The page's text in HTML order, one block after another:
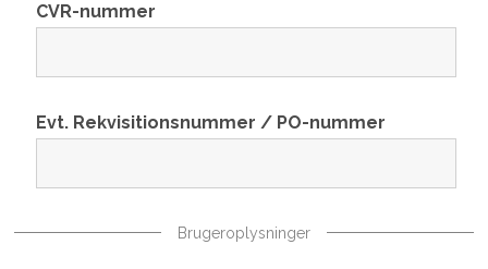
CVR-nummer
Evt. Rekvisitionsnummer / PO-nummer
Brugeroplysninger